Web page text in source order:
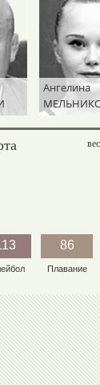
Ангелина
86
Плавание